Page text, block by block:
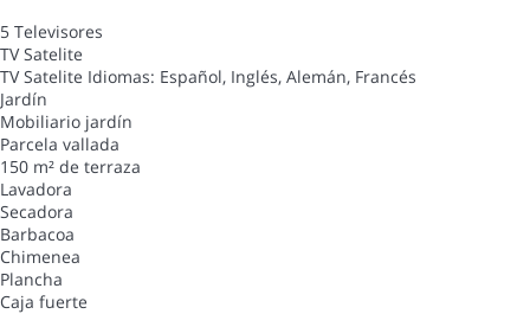
5 Televisores
TV Satelite
TV Satelite Idiomas: Español, Inglés, Alemán, Francés
Jardín
Mobiliario jardín
Parcela vallada
150 m² de terraza
Lavadora
Secadora
Barbacoa
Chimenea
Plancha
Caja fuerte